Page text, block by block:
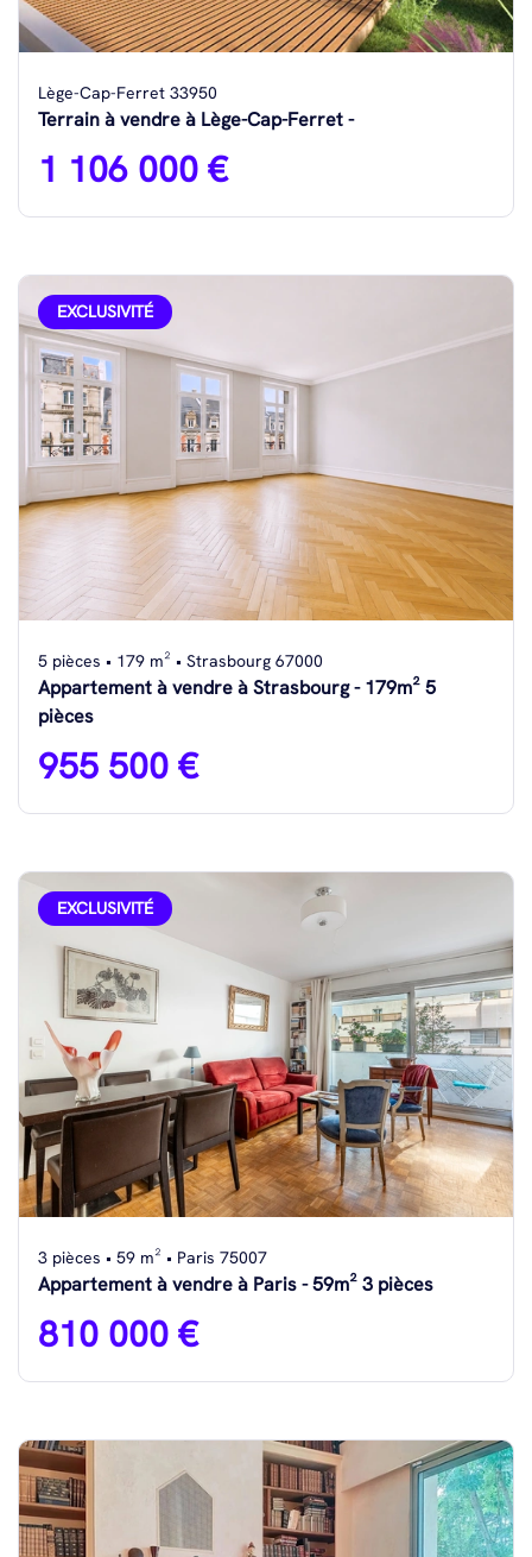
Lège-Cap-Ferret 33950
Terrain à vendre à Lège-Cap-Ferret -
1 106 000 €
EXCLUSIVITÉ
5 pièces • 179 m² • Strasbourg 67000
Appartement à vendre à Strasbourg - 179m² 5
pièces
955 500 €
EXCLUSIVITÉ
3 pièces • 59 m² • Paris 75007
Appartement à vendre à Paris - 59m² 3 pièces
810 000 €